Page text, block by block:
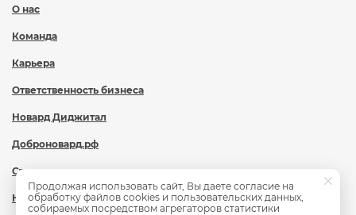
О нас
Команда
Карьера
Ответственность бизнеса
Новард Диджитал
Доброновард.рф
Статьи
Новости
Продолжая использовать сайт, Вы даете согласие на
обработку файлов cookies и пользовательских данных,
собираемых посредством агрегаторов статистики